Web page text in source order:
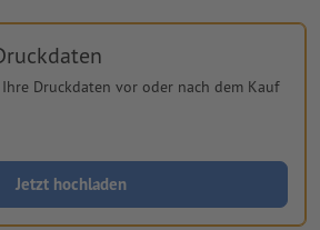
Druckdaten vor oder nach dem Kauf
Jetzt hochladen